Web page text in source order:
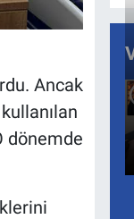
Ancak
dönemde